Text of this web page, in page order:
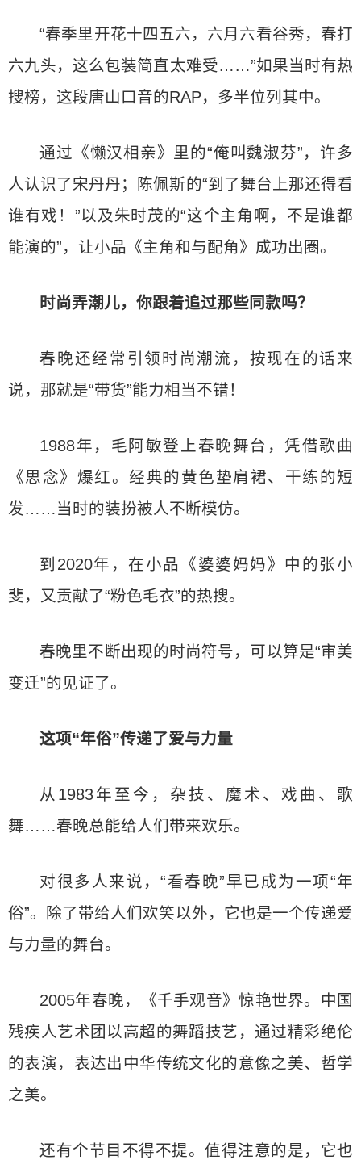
“春季里开花十四五六，六月六看谷秀，春打
六九头，这么包装简直太难受……”如果当时有热
搜榜，这段唐山口音的RAP，多半位列其中。
通过《懒汉相亲》里的“俺叫魏淑芬”，许多
人认识了宋丹丹；陈佩斯的“到了舞台上那还得看
谁有戏！”以及朱时茂的“这个主角啊，不是谁都
能演的”，让小品《主角和与配角》成功出圈。
时尚弄潮儿，你跟着追过那些同款吗？
春晚还经常引领时尚潮流，按现在的话来
说，那就是“带货”能力相当不错！
1988年，毛阿敏登上春晚舞台，凭借歌曲
《思念》爆红。经典的黄色垫肩裙、干练的短
发……当时的装扮被人不断模仿。
到2020年，在小品《婆婆妈妈》中的张小
斐，又贡献了“粉色毛衣”的热搜。
春晚里不断出现的时尚符号，可以算是“审美
变迁”的见证了。
这项“年俗”传递了爱与力量
从1983年至今，杂技、魔术、戏曲、歌
舞……春晚总能给人们带来欢乐。
对很多人来说，“看春晚”早已成为一项“年
俗”。除了带给人们欢笑以外，它也是一个传递爱
与力量的舞台。
2005年春晚，《千手观音》惊艳世界。中国
残疾人艺术团以高超的舞蹈技艺，通过精彩绝伦
的表演，表达出中华传统文化的意像之美、哲学
之美。
还有个节目不得不提。值得注意的是，它也